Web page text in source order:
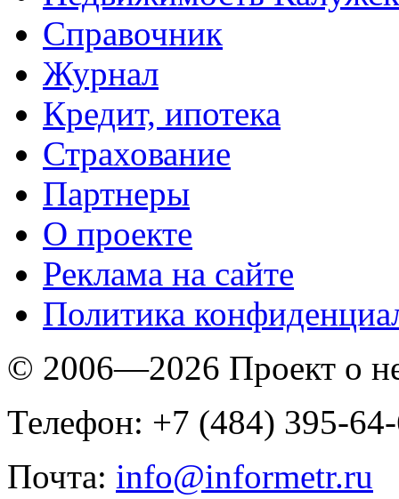
Справочник
Журнал
Кредит, ипотека
Страхование
Партнеры
O проекте
Реклама на сайте
Политика
© 2006—2026 Проект о
Телефон: +7 (484) 395-
Почта: info@informetr.ru